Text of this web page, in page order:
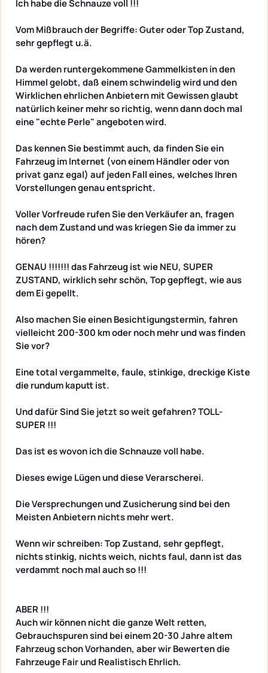
Ich habe die Schnauze voll !!!
Vom Mißbrauch der Begriffe: Guter oder Top Zustand,
sehr gepflegt u.ä.
Da werden runtergekommene Gammelkisten in den
Himmel gelobt, daß einem schwindelig wird und den
Wirklichen ehrlichen Anbietern mit Gewissen glaubt
natürlich keiner mehr so richtig, wenn dann doch mal
eine "echte Perle" angeboten wird.
Das kennen Sie bestimmt auch, da finden Sie ein
Fahrzeug im Internet (von einem Händler oder von
privat ganz egal) auf jeden Fall eines, welches Ihren
Vorstellungen genau entspricht.
Voller Vorfreude rufen Sie den Verkäufer an, fragen
nach dem Zustand und was kriegen Sie da immer zu
hören?
GENAU !!!!!!! das Fahrzeug ist wie NEU, SUPER
ZUSTAND, wirklich sehr schön, Top gepflegt, wie aus
dem Ei gepellt.
Also machen Sie einen Besichtigungstermin, fahren
vielleicht 200-300 km oder noch mehr und was finden
Sie vor?
Eine total vergammelte, faule, stinkige, dreckige Kiste
die rundum kaputt ist.
Und dafür Sind Sie jetzt so weit gefahren? TOLL-
SUPER !!!
Das ist es wovon ich die Schnauze voll habe.
Dieses ewige Lügen und diese Verarscherei.
Die Versprechungen und Zusicherung sind bei den
Meisten Anbietern nichts mehr wert.
Wenn wir schreiben: Top Zustand, sehr gepflegt,
nichts stinkig, nichts weich, nichts faul, dann ist das
verdammt noch mal auch so !!!
ABER !!!
Auch wir können nicht die ganze Welt retten,
Gebrauchspuren sind bei einem 20-30 Jahre altem
Fahrzeug schon Vorhanden, aber wir Bewerten die
Fahrzeuge Fair und Realistisch Ehrlich.